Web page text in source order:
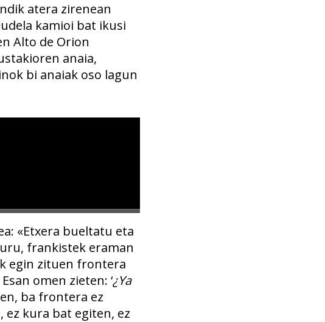
atera zirenean
kamioi bat ikusi
Alto de Orion
anaia,
bi anaiak oso lagun
«Etxera bueltatu eta
frankistek eraman
egin zituen frontera
omen zieten: ‘¿Ya
ba frontera ez
ez kura bat egiten, ez